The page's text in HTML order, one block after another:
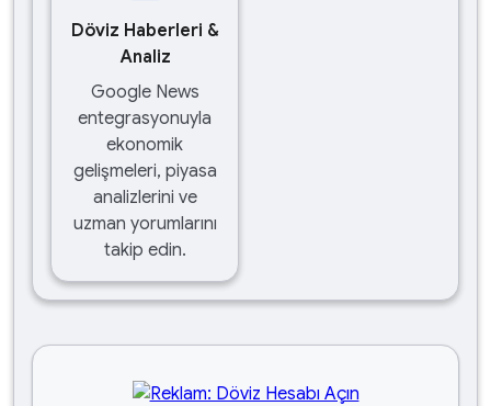
Döviz Haberleri &
Analiz
Google News
entegrasyonuyla
ekonomik
gelişmeleri, piyasa
analizlerini ve
uzman yorumlarını
takip edin.